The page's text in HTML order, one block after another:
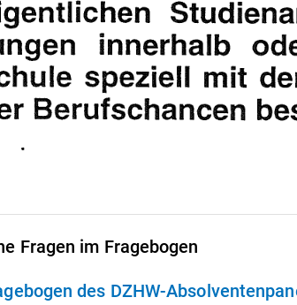
Fragen im Fragebogen
des DZHW-